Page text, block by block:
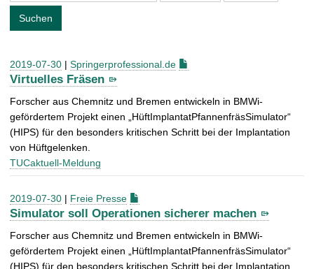
e
h
:
Suchen
2019-07-30 | Springerprofessional.de
Virtuelles Fräsen
Forscher aus Chemnitz und Bremen entwickeln in BMWi-
gefördertem Projekt einen „HüftImplantatPfannenfräsSimulator“
(HIPS) für den besonders kritischen Schritt bei der Implantation
von Hüftgelenken.
TUCaktuell-Meldung
2019-07-30 | Freie Presse
Simulator soll Operationen sicherer machen
Forscher aus Chemnitz und Bremen entwickeln in BMWi-
gefördertem Projekt einen „HüftImplantatPfannenfräsSimulator“
(HIPS) für den besonders kritischen Schritt bei der Implantation